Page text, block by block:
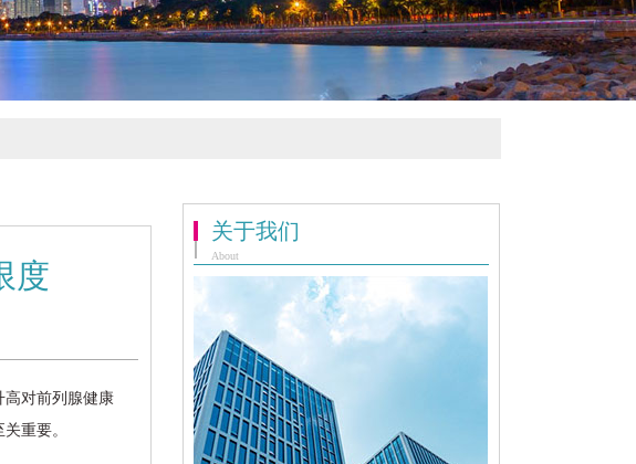
度
高对前列腺健康
重要。
关于我们
About